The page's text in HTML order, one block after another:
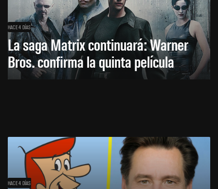
HACE 4 DÍAS
La saga Matrix continuará: Warner
Bros. confirma la quinta película
HACE 4 DÍAS